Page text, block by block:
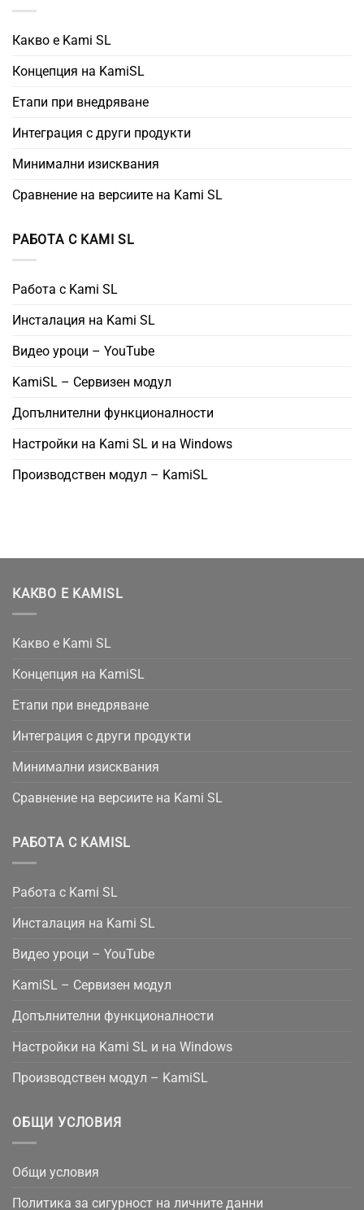
Какво е Kami SL
Концепция на KamiSL
Етапи при внедряване
Интеграция с други продукти
Минимални изисквания
Сравнение на версиите на Kami SL
РАБОТА С KAMI SL
Работа с Kami SL
Инсталация на Kami SL
Видео уроци – YouTube
KamiSL – Сервизен модул
Допълнителни функционалности
Настройки на Kami SL и на Windows
Производствен модул – KamiSL
КАКВО Е KAMISL
Какво е Kami SL
Концепция на KamiSL
Етапи при внедряване
Интеграция с други продукти
Минимални изисквания
Сравнение на версиите на Kami SL
РАБОТА С KAMISL
Работа с Kami SL
Инсталация на Kami SL
Видео уроци – YouTube
KamiSL – Сервизен модул
Допълнителни функционалности
Настройки на Kami SL и на Windows
Производствен модул – KamiSL
ОБЩИ УСЛОВИЯ
Общи условия
Политика за сигурност на личните данни